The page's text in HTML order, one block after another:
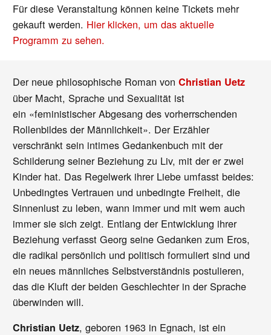
Für diese Veranstaltung können keine Tickets mehr
gekauft werden. Hier klicken, um das aktuelle
Programm zu sehen.
Der neue philosophische Roman vonChristian Uetz
über Macht, Sprache und Sexualität ist
ein «feministischer Abgesang des vorherrschenden
Rollenbildes der Männlichkeit». Der Erzähler
verschränkt sein intimes Gedankenbuch mit der
Schilderung seiner Beziehung zu Liv, mit der er zwei
Kinder hat. Das Regelwerk ihrer Liebe umfasst beides:
Unbedingtes Vertrauen und unbedingte Freiheit, die
Sinnenlust zu leben, wann immer und mit wem auch
immer sie sich zeigt. Entlang der Entwicklung ihrer
Beziehung verfasst Georg seine Gedanken zum Eros,
die radikal persönlich und politisch formuliert sind und
ein neues männliches Selbstverständnis postulieren,
das die Kluft der beiden Geschlechter in der Sprache
überwinden will.
Christian Uetz, geboren 1963 in Egnach, ist ein